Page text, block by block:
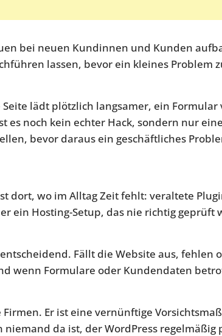
bei neuen Kundinnen und Kunden
lassen, bevor ein kleines Problem
lädt plötzlich langsamer, ein
noch kein echter Hack, sondern nur
bevor daraus ein geschäftliches
dort, wo im Alltag Zeit fehlt: veraltete
ein Hosting-Setup, das nie richtig geprüft
Fällt die Website aus, fehlen
wenn Formulare oder Kundendaten
Er ist eine vernünftige
da ist, der WordPress